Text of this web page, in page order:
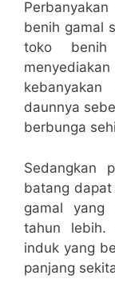
benih gamal
toko
daunnya
berbunga
Sedangkan
batang dapat
gamal yang
tahun lebih.
induk yang
panjang